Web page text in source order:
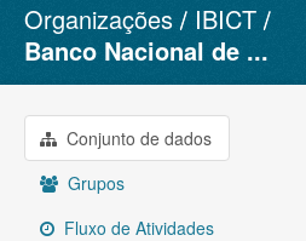
Conjuntos de dados
Organizações
Sobre
Organizações
IBICT
Banco Nacional de ...
Conjunto de dados
Grupos
Fluxo de Atividades